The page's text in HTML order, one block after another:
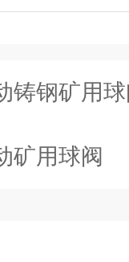
铸钢矿用
矿用球阀